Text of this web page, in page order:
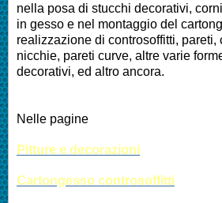
nella posa di stucchi decorativi,
in gesso e nel montaggio del
realizzazione di controsoffitti, pareti,
nicchie, pareti curve, altre varie
decorativi, ed altro ancora.
Nelle pagine
Pitture e decorazioni
Cartongesso controsoffitti